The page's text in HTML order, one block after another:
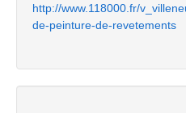
http://www.118000.fr/
de-peinture-de-revetements